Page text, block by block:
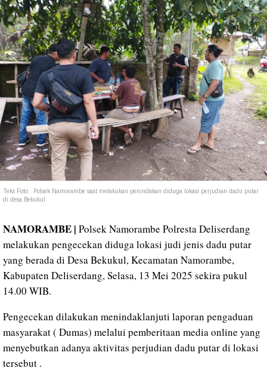
Teks Foto : Polsek Namorambe saat melakukan penindakan diduga lokasi perjudian dadu putar
di desa Bekukul.
NAMORAMBE | Polsek Namorambe Polresta Deliserdang
melakukan pengecekan diduga lokasi judi jenis dadu putar
yang berada di Desa Bekukul, Kecamatan Namorambe,
Kabupaten Deliserdang, Selasa, 13 Mei 2025 sekira pukul
14.00 WIB.
Pengecekan dilakukan menindaklanjuti laporan pengaduan
masyarakat ( Dumas) melalui pemberitaan media online yang
menyebutkan adanya aktivitas perjudian dadu putar di lokasi
tersebut .